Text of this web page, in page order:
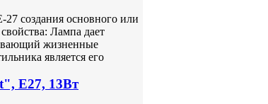
создания основного или
Лампа дает
жизненные
является его
Е27, 13Вт